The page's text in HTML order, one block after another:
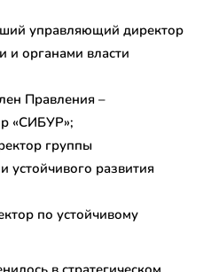
управляющий директор
и органами власти
Правления –
«СИБУР»;
группы
устойчивого развития
по устойчивому